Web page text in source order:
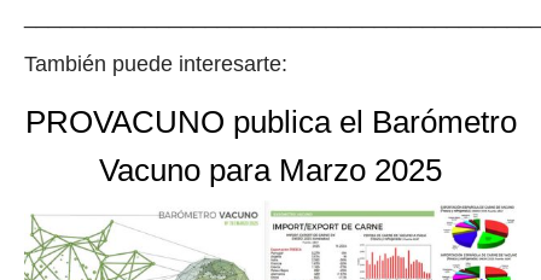
También puede interesarte:
PROVACUNO publica el Barómetro
Vacuno para Marzo 2025